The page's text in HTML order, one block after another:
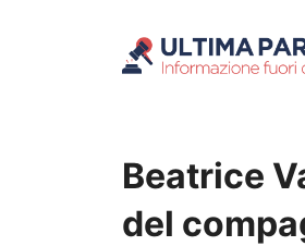
Beatrice
del